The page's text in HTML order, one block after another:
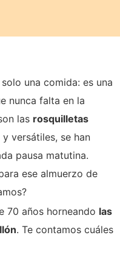
una comida: es una
nunca falta en la
las rosquilletas
versátiles, se han
pausa matutina.
ese almuerzo de
70 años horneando las
. Te contamos cuáles